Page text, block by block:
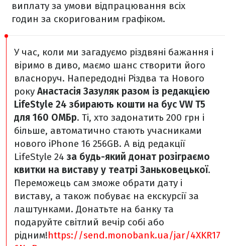
виплату за умови відпрацювання всіх
годин за скоригованим графіком.
У час, коли ми загадуємо різдвяні бажання і
віримо в диво, маємо шанс створити його
власноруч. Напередодні Різдва та Нового
року Анастасія Зазуляк разом із редакцією
LifeStyle 24 збирають кошти на бус VW T5
для 160 ОМБр. Ті, хто задонатить 200 грн і
більше, автоматично стають учасниками
нового iPhone 16 256GB. А від редакції
LifeStyle 24за будь-який донат розіграємо
квитки на виставу у театрі Заньковецької.
Переможець сам зможе обрати дату і
виставу, а також побуває на екскурсії за
лаштунками. Донатьте на банку та
подаруйте світлий вечір собі або
рідним!https://send.monobank.ua/jar/4XKR17